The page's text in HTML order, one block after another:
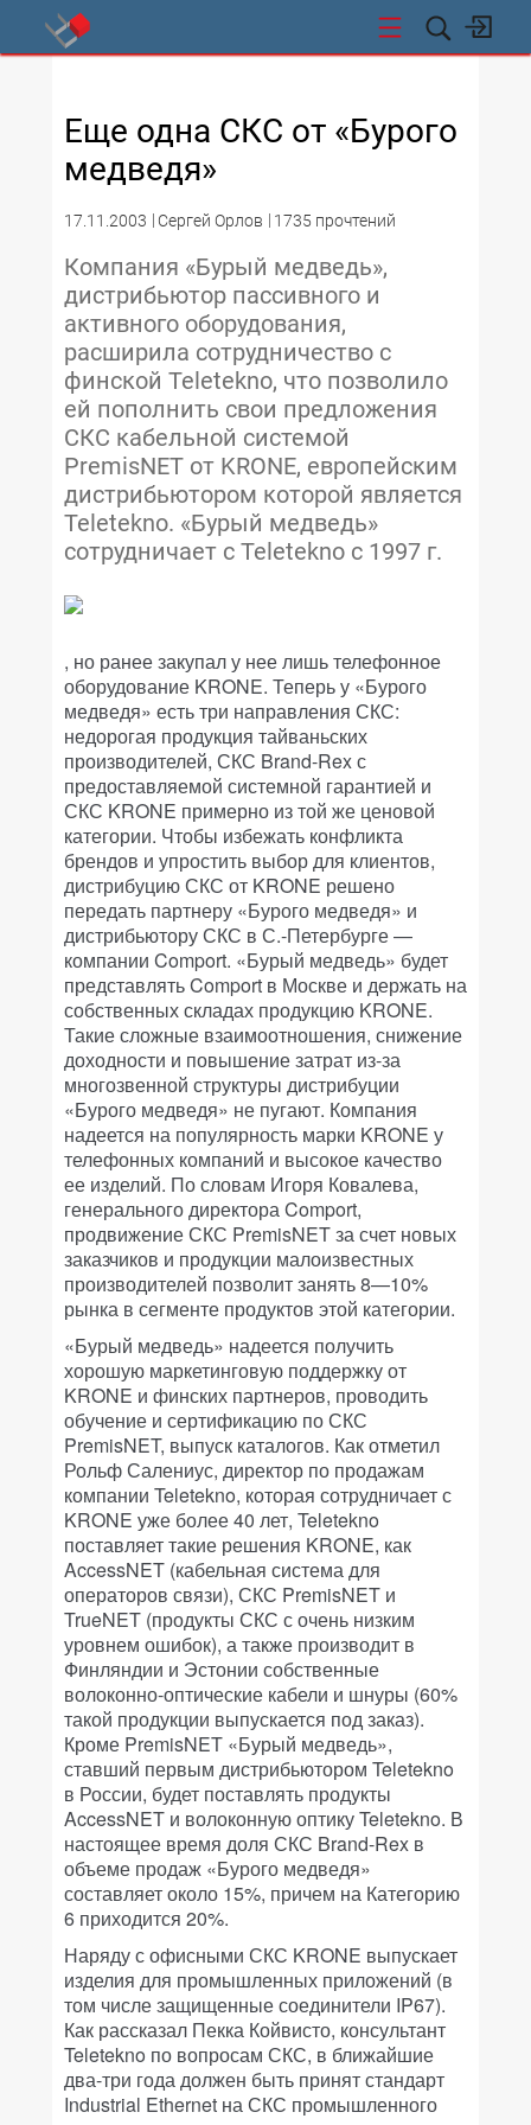
Еще одна СКС от «Бурого
медведя»
17.11.2003 Сергей Орлов 1735 прочтений
Компания «Бурый медведь»,
дистрибьютор пассивного и
активного оборудования,
расширила сотрудничество с
финской Teletekno, что позволило
ей пополнить свои предложения
СКС кабельной системой
PremisNET от KRONE, европейским
дистрибьютором которой является
Teletekno. «Бурый медведь»
сотрудничает с Teletekno с 1997 г.
, но ранее закупал у нее лишь телефонное
оборудование KRONE. Теперь у «Бурого
медведя» есть три направления СКС:
недорогая продукция тайваньских
производителей, СКС Brand-Rex с
предоставляемой системной гарантией и
СКС KRONE примерно из той же ценовой
категории. Чтобы избежать конфликта
брендов и упростить выбор для клиентов,
дистрибуцию СКС от KRONE решено
передать партнеру «Бурого медведя» и
дистрибьютору СКС в С.-Петербурге —
компании Comport. «Бурый медведь» будет
представлять Comport в Москве и держать на
собственных складах продукцию KRONE.
Такие сложные взаимоотношения, снижение
доходности и повышение затрат из-за
многозвенной структуры дистрибуции
«Бурого медведя» не пугают. Компания
надеется на популярность марки KRONE у
телефонных компаний и высокое качество
ее изделий. По словам Игоря Ковалева,
генерального директора Comport,
продвижение СКС PremisNET за счет новых
заказчиков и продукции малоизвестных
производителей позволит занять 8—10%
рынка в сегменте продуктов этой категории.
«Бурый медведь» надеется получить
хорошую маркетинговую поддержку от
KRONE и финских партнеров, проводить
обучение и сертификацию по СКС
PremisNET, выпуск каталогов. Как отметил
Рольф Салениус, директор по продажам
компании Teletekno, которая сотрудничает с
KRONE уже более 40 лет, Teletekno
поставляет такие решения KRONE, как
AccessNET (кабельная система для
операторов связи), СКС PremisNET и
TrueNET (продукты СКС с очень низким
уровнем ошибок), а также производит в
Финляндии и Эстонии собственные
волоконно-оптические кабели и шнуры (60%
такой продукции выпускается под заказ).
Кроме PremisNET «Бурый медведь»,
ставший первым дистрибьютором Teletekno
в России, будет поставлять продукты
AccessNET и волоконную оптику Teletekno. В
настоящее время доля СКС Brand-Rex в
объеме продаж «Бурого медведя»
составляет около 15%, причем на Категорию
6 приходится 20%.
Наряду с офисными СКС KRONE выпускает
изделия для промышленных приложений (в
том числе защищенные соединители IP67).
Как рассказал Пекка Койвисто, консультант
Teletekno по вопросам СКС, в ближайшие
два-три года должен быть принят стандарт
Industrial Ethernet на СКС промышленного